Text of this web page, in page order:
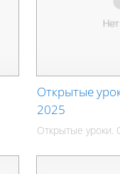
Открытые
2025
Открытые уроки.